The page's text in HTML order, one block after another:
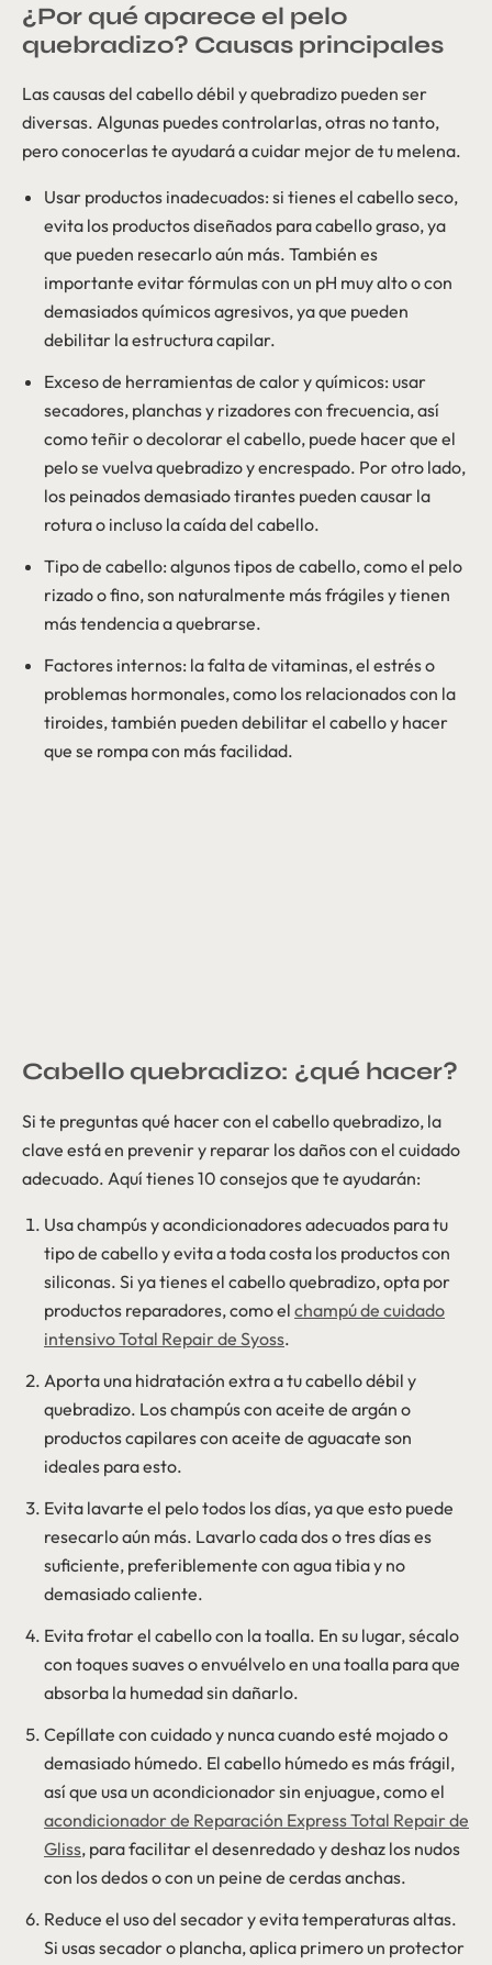
¿Por qué aparece el pelo
quebradizo? Causas principales
Las causas del cabello débil y quebradizo pueden ser
diversas. Algunas puedes controlarlas, otras no tanto,
pero conocerlas te ayudará a cuidar mejor de tu melena.
Usar productos inadecuados: si tienes el cabello seco,
evita los productos diseñados para cabello graso, ya
que pueden resecarlo aún más. También es
importante evitar fórmulas con un pH muy alto o con
demasiados químicos agresivos, ya que pueden
debilitar la estructura capilar.
Exceso de herramientas de calor y químicos: usar
secadores, planchas y rizadores con frecuencia, así
como teñir o decolorar el cabello, puede hacer que el
pelo se vuelva quebradizo y encrespado. Por otro lado,
los peinados demasiado tirantes pueden causar la
rotura o incluso la caída del cabello.
Tipo de cabello: algunos tipos de cabello, como el pelo
rizado o fino, son naturalmente más frágiles y tienen
más tendencia a quebrarse.
Factores internos: la falta de vitaminas, el estrés o
problemas hormonales, como los relacionados con la
tiroides, también pueden debilitar el cabello y hacer
que se rompa con más facilidad.
Cabello quebradizo: ¿qué hacer?
Si te preguntas qué hacer con el cabello quebradizo, la
clave está en prevenir y reparar los daños con el cuidado
adecuado. Aquí tienes 10 consejos que te ayudarán:
Usa champús y acondicionadores adecuados para tu
tipo de cabello y evita a toda costa los productos con
siliconas. Si ya tienes el cabello quebradizo, opta por
productos reparadores, como el champú de cuidado
intensivo Total Repair de Syoss.
Aporta una hidratación extra a tu cabello débil y
quebradizo. Los champús con aceite de argán o
productos capilares con aceite de aguacate son
ideales para esto.
Evita lavarte el pelo todos los días, ya que esto puede
resecarlo aún más. Lavarlo cada dos o tres días es
suficiente, preferiblemente con agua tibia y no
demasiado caliente.
Evita frotar el cabello con la toalla. En su lugar, sécalo
con toques suaves o envuélvelo en una toalla para que
absorba la humedad sin dañarlo.
Cepíllate con cuidado y nunca cuando esté mojado o
demasiado húmedo. El cabello húmedo es más frágil,
así que usa un acondicionador sin enjuague, como el
acondicionador de Reparación Express Total Repair de
Gliss, para facilitar el desenredado y deshaz los nudos
con los dedos o con un peine de cerdas anchas.
Reduce el uso del secador y evita temperaturas altas.
Si usas secador o plancha, aplica primero un protector